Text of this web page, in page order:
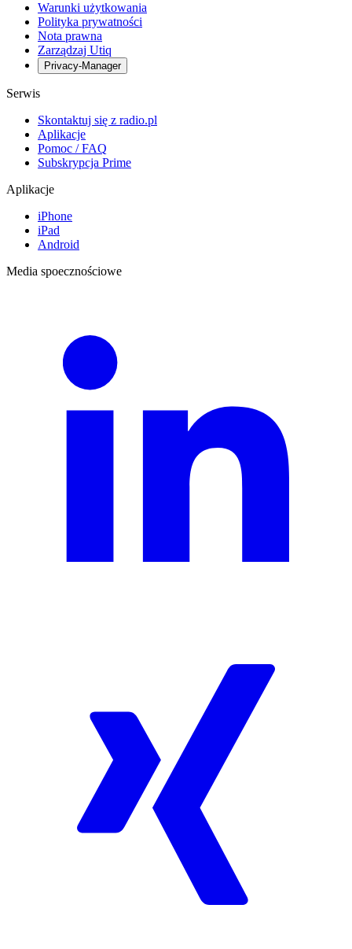
Warunki użytkowania
Polityka prywatności
Nota prawna
Zarządzaj Utiq
Privacy-Manager
Serwis
Skontaktuj się z radio.pl
Aplikacje
Pomoc / FAQ
Subskrypcja Prime
Aplikacje
iPhone
iPad
Android
Media spoecznościowe